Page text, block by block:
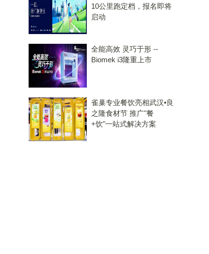
10公里跑定档，报名即将
启动
全能高效 灵巧于形 --
Biomek i3隆重上市
雀巢专业餐饮亮相武汉•良
之隆食材节 推广"餐
+饮"一站式解决方案